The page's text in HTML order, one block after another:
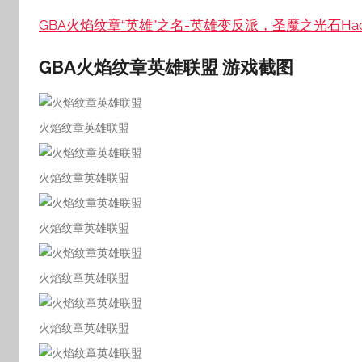
GBA火焰纹章“英雄”之名-英雄变反派，圣魔之光石
GBA火焰纹章英雄联盟 游戏截图
火焰纹章英雄联盟
火焰纹章英雄联盟
火焰纹章英雄联盟
火焰纹章英雄联盟
火焰纹章英雄联盟